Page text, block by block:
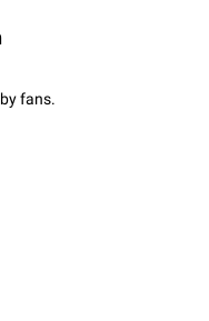
fans.